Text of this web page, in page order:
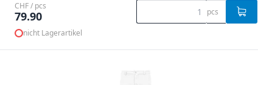
CHF / pcs
79.90 pcs
nicht Lagerartikel